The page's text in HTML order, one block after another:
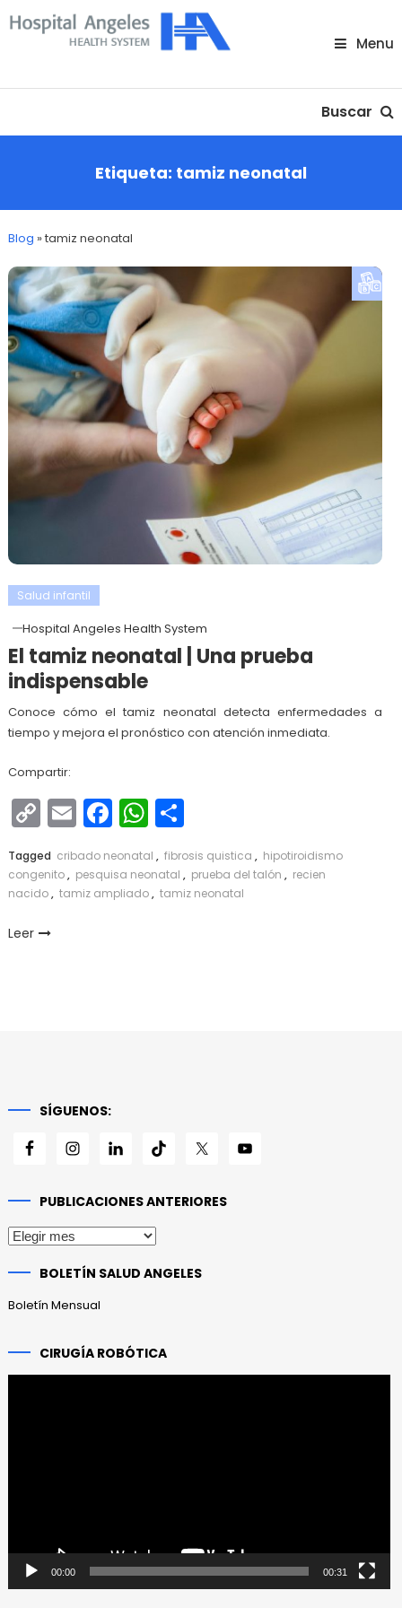
Skip
To
Menu
Buscar
Etiqueta: tamiz neonatal
Blog »tamiz neonatal
Salud infantil
Hospital Angeles Health System
El tamiz neonatal | Una prueba
indispensable
Conoce cómo el tamiz neonatal detecta enfermedades a
tiempo y mejora el pronóstico con atención inmediata.
Compartir:
Copy
Link
EmailFacebook
WhatsApp
Compartir
Tagged cribado neonatal , fibrosis quistica , hipotiroidismo
congenito, pesquisa neonatal , prueba del talón , recien
nacido, tamiz ampliado, tamiz neonatal
Leer
SÍGUENOS:
PUBLICACIONES ANTERIORES
Publicaciones
BOLETÍN SALUD ANGELES
Boletín Mensual
CIRUGÍA ROBÓTICA
00:00 00:31